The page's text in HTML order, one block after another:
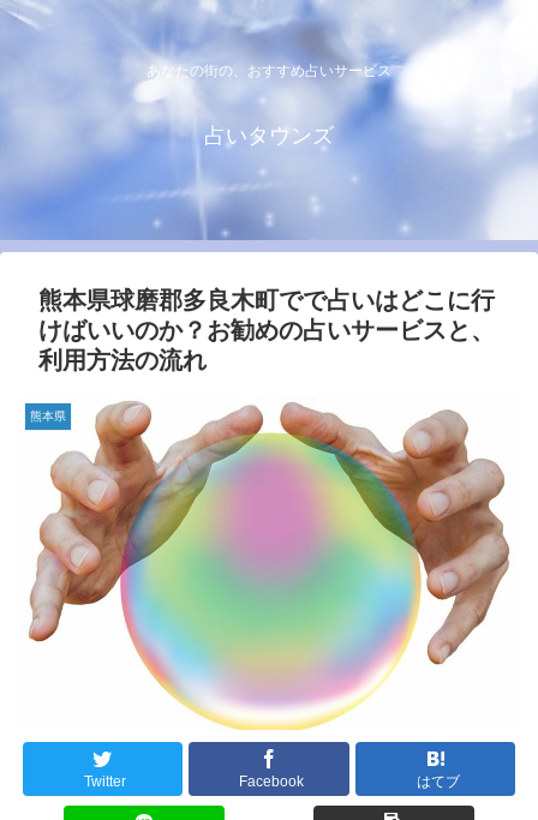
あなたの街の、おすすめ占いサービス
占いタウンズ
熊本県球磨郡多良木町でで占いはどこに行
けばいいのか？お勧めの占いサービスと、
利用方法の流れ
熊本県
Twitter Facebook はてブ